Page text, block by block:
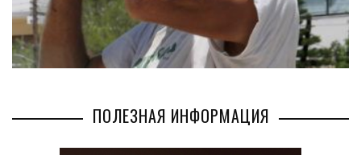
ПОЛЕЗНАЯ ИНФОРМАЦИЯ